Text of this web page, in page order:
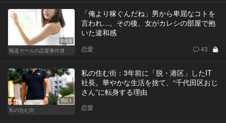
Vol.5
報道ガールの恋愛事件簿
「俺より稼ぐんだね」男から卑屈なコトを
言われ…。その後、女がカレシの部屋で抱
いた違和感
恋愛 43
Vol.1
私の住む街
私の住む街：3年前に「脱・港区」したIT
社長。華やかな生活を捨て、“千代田区おじ
さん”に転身する理由
恋愛